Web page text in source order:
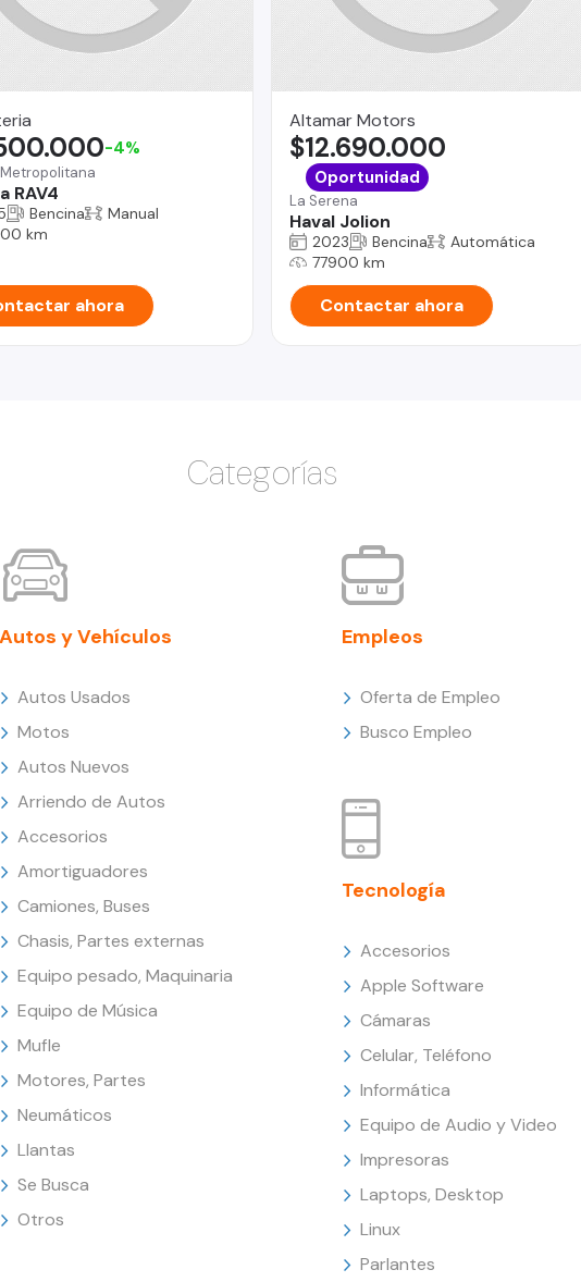
RAV4
-4%
Bencina
Manual
km
ahora
Altamar Motors
La Serena
Haval Jolion
$12.690.000
Oportunidad
2023 Bencina
Automática
77900 km
Contactar ahora
Categorías
Autos y Vehículos
Autos Usados
Motos
Autos Nuevos
Arriendo de Autos
Accesorios
Amortiguadores
Camiones, Buses
Chasis, Partes externas
Equipo pesado, Maquinaria
Equipo de Música
Mufle
Motores, Partes
Neumáticos
Llantas
Se Busca
Otros
Empleos
Oferta de Empleo
Busco Empleo
Tecnología
Accesorios
Apple Software
Cámaras
Celular, Teléfono
Informática
Equipo de Audio y Video
Impresoras
Laptops, Desktop
Linux
Parlantes